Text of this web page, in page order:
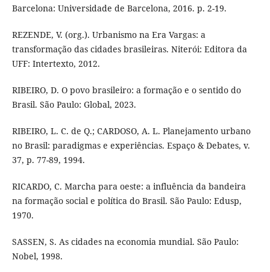
Barcelona: Universidade de Barcelona, 2016. p. 2-19.
REZENDE, V. (org.). Urbanismo na Era Vargas: a
transformação das cidades brasileiras. Niterói: Editora da
UFF: Intertexto, 2012.
RIBEIRO, D. O povo brasileiro: a formação e o sentido do
Brasil. São Paulo: Global, 2023.
RIBEIRO, L. C. de Q.; CARDOSO, A. L. Planejamento urbano
no Brasil: paradigmas e experiências. Espaço & Debates, v.
37, p. 77-89, 1994.
RICARDO, C. Marcha para oeste: a influência da bandeira
na formação social e política do Brasil. São Paulo: Edusp,
1970.
SASSEN, S. As cidades na economia mundial. São Paulo:
Nobel, 1998.